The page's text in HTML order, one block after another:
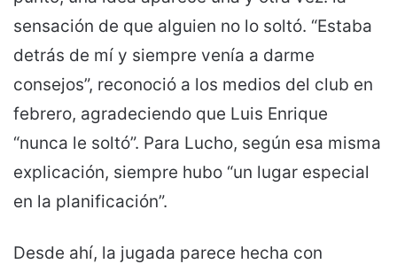
sensación de que alguien no lo soltó. “Estaba
detrás de mí y siempre venía a darme
consejos”, reconoció a los medios del club en
febrero, agradeciendo que Luis Enrique
“nunca le soltó”. Para Lucho, según esa misma
explicación, siempre hubo “un lugar especial
en la planificación”.
Desde ahí, la jugada parece hecha con